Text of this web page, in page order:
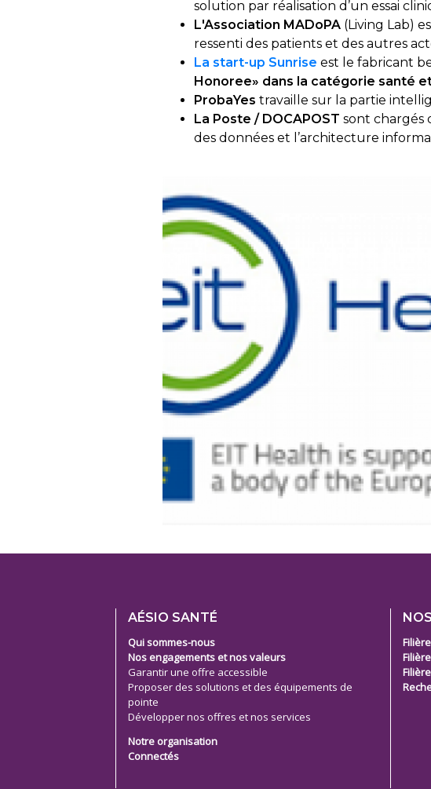
solution par réalisation d’un essai
L'Association MADoPA (Living Lab)
ressenti des patients et des autres
La start-up Sunrise est le fabricant
Honoree» dans la catégorie santé
ProbaYes travaille sur la partie
La Poste / DOCAPOST sont chargés
des données et l’architecture
Footer
menu
AÉSIO SANTÉ
Qui sommes-nous
Nos engagements et nos valeurs
Garantir une offre accessible
Proposer des solutions et des équipements de
pointe
Développer nos offres et nos services
Notre organisation
Connectés
1
Col
2